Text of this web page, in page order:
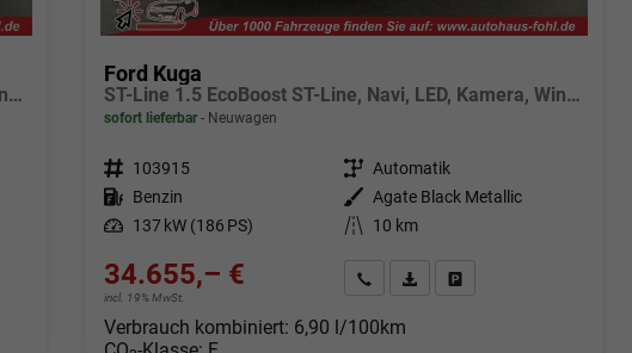
ST-Line 1.5 EcoBoost ST-Line, Navi, LED, Kamera, Winter, FS beheizbar
Ford Kuga
ST-Line 1.5 EcoBoost ST-Line, Navi, LED, Kamera, Winter, FS beheizbar
sofort lieferbar Neuwagen
Fahrzeugnr. 103915 Getriebe Automatik
Kraftstoff Benzin Außenfarbe Agate Black Metallic
Leistung 137 kW (186 PS) Kilometerstand 10 km
34.655,– €
incl. 19% MwSt.
Angebot anfordern
Fahrzeugexpose (PDF)
Fahrzeug parken
Verbrauch kombiniert: 6,90 l/100km